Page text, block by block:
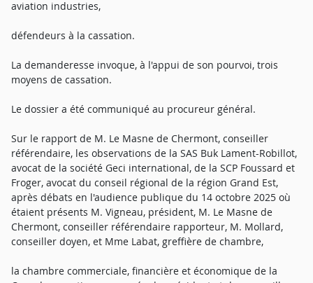
aviation industries,
défendeurs à la cassation.
La demanderesse invoque, à l'appui de son pourvoi, trois
moyens de cassation.
Le dossier a été communiqué au procureur général.
Sur le rapport de M. Le Masne de Chermont, conseiller
référendaire, les observations de la SAS Buk Lament-Robillot,
avocat de la société Geci international, de la SCP Foussard et
Froger, avocat du conseil régional de la région Grand Est,
après débats en l'audience publique du 14 octobre 2025 où
étaient présents M. Vigneau, président, M. Le Masne de
Chermont, conseiller référendaire rapporteur, M. Mollard,
conseiller doyen, et Mme Labat, greffière de chambre,
la chambre commerciale, financière et économique de la